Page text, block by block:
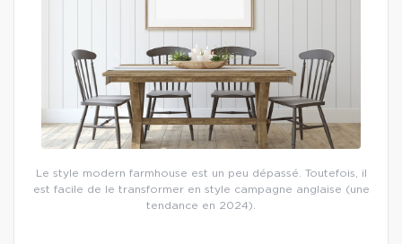
Le style modern farmhouse est un peu dépassé. Toutefois, il
est facile de le transformer en style campagne anglaise (une
tendance en 2024).